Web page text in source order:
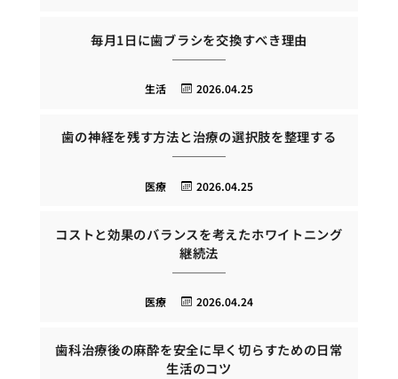
毎月1日に歯ブラシを交換すべき理由
2026.04.25
生活
歯の神経を残す方法と治療の選択肢を整理する
2026.04.25
医療
コストと効果のバランスを考えたホワイトニング
継続法
2026.04.24
医療
歯科治療後の麻酔を安全に早く切らすための日常
生活のコツ